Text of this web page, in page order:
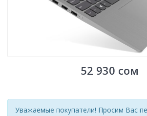
52 930 сом
Уважаемые покупатели! Просим Вас